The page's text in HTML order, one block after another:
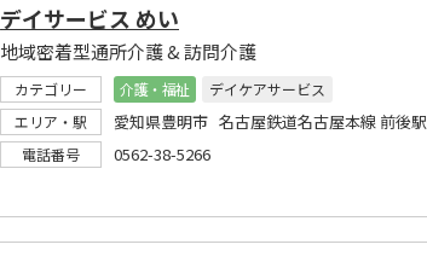
デイサービス めい
地域密着型通所介護 & 訪問介護
カテゴリー 介護・福祉
デイケアサービス
エリア・駅
愛知県豊明市 名古屋鉄道名古屋本線 前後駅
電話番号 0562-38-5266